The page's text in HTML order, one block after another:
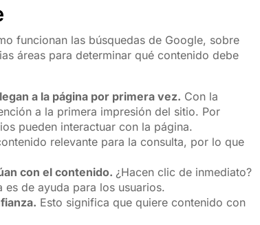
funcionan las búsquedas de Google, sobre
áreas para determinar qué contenido debe
a la página por primera vez. Con la
a la primera impresión del sitio. Por
pueden interactuar con la página.
relevante para la consulta, por lo que
con el contenido. ¿Hacen clic de inmediato?
es de ayuda para los usuarios.
Esto significa que quiere contenido con